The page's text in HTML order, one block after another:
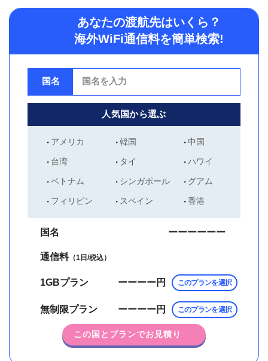
あなたの渡航先はいくら？
海外WiFi通信料を簡単検索!
国名
人気国から選ぶ
アメリカ 韓国 中国
台湾 タイ ハワイ
ベトナム シンガポール グアム
フィリピン スペイン 香港
国名 ーーーーーー
通信料（1日/税込）
1GBプラン ーーーー円 このプランを選択
無制限プラン ーーーー円 このプランを選択
この国とプランでお見積り